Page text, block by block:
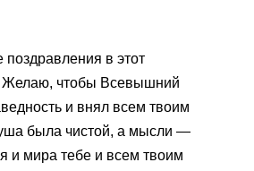
в этот
Желаю, чтобы Всевышний
и внял всем твоим
была чистой, а мысли —
и мира тебе и всем твоим